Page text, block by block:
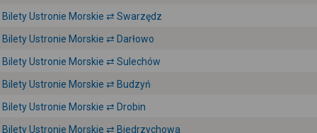
Bilety Ustronie Morskie ⇄ Swarzędz
Bilety Ustronie Morskie ⇄ Darłowo
Bilety Ustronie Morskie ⇄ Sulechów
Bilety Ustronie Morskie ⇄ Budzyń
Bilety Ustronie Morskie ⇄ Drobin
Bilety Ustronie Morskie ⇄ Biedrzychowa